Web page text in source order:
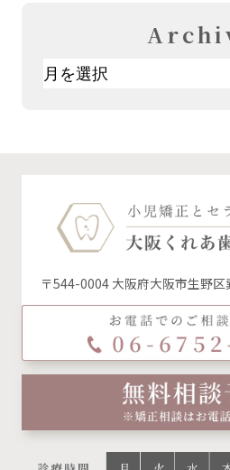
ア
〒544-0004 大阪府大阪市生野